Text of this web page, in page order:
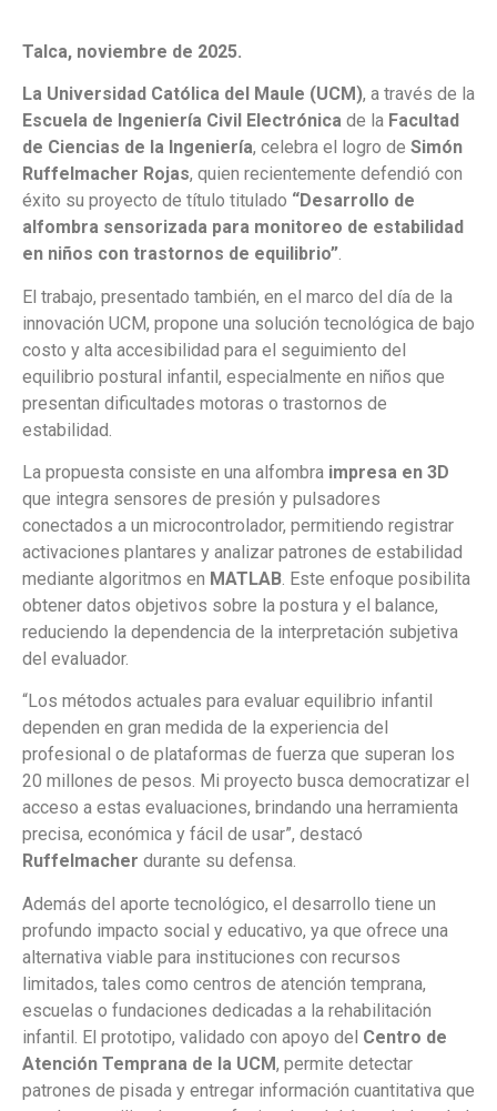
Talca, noviembre de 2025.
La Universidad Católica del Maule (UCM), a través de la
Escuela de Ingeniería Civil Electrónica de la Facultad
de Ciencias de la Ingeniería, celebra el logro de Simón
Ruffelmacher Rojas, quien recientemente defendió con
éxito su proyecto de título titulado “Desarrollo de
alfombra sensorizada para monitoreo de estabilidad
en niños con trastornos de equilibrio”.
El trabajo, presentado también, en el marco del día de la
innovación UCM, propone una solución tecnológica de bajo
costo y alta accesibilidad para el seguimiento del
equilibrio postural infantil, especialmente en niños que
presentan dificultades motoras o trastornos de
estabilidad.
La propuesta consiste en una alfombra impresa en 3D
que integra sensores de presión y pulsadores
conectados a un microcontrolador, permitiendo registrar
activaciones plantares y analizar patrones de estabilidad
mediante algoritmos en MATLAB. Este enfoque posibilita
obtener datos objetivos sobre la postura y el balance,
reduciendo la dependencia de la interpretación subjetiva
del evaluador.
“Los métodos actuales para evaluar equilibrio infantil
dependen en gran medida de la experiencia del
profesional o de plataformas de fuerza que superan los
20 millones de pesos. Mi proyecto busca democratizar el
acceso a estas evaluaciones, brindando una herramienta
precisa, económica y fácil de usar”, destacó
Ruffelmacher durante su defensa.
Además del aporte tecnológico, el desarrollo tiene un
profundo impacto social y educativo, ya que ofrece una
alternativa viable para instituciones con recursos
limitados, tales como centros de atención temprana,
escuelas o fundaciones dedicadas a la rehabilitación
infantil. El prototipo, validado con apoyo del Centro de
Atención Temprana de la UCM, permite detectar
patrones de pisada y entregar información cuantitativa que